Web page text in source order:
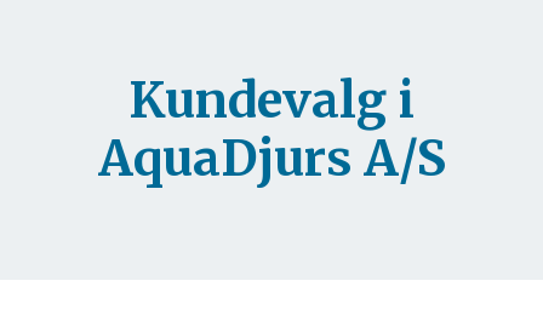
Kundevalg i
AquaDjurs A/S